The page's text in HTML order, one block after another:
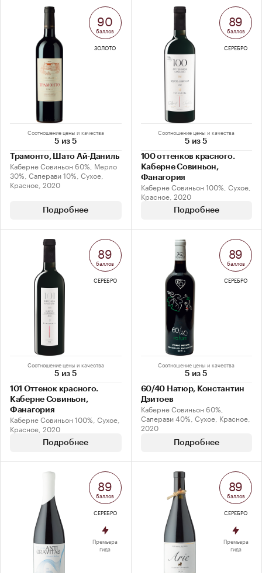
Соотношение цены и качества
5 из 5
Трамонто, Шато Ай-Даниль
Каберне Совиньон 60%, Мерло
30%, Саперави 10%, Сухое,
Красное, 2020
Подробнее
90
баллов
ЗОЛОТО
Соотношение цены и качества
5 из 5
100 оттенков красного.
Каберне Совиньон,
Фанагория
Каберне Совиньон 100%, Сухое,
Красное, 2020
Подробнее
89
баллов
СЕРЕБРО
Соотношение цены и качества
5 из 5
101 Оттенок красного.
Каберне Совиньон,
Фанагория
Каберне Совиньон 100%, Сухое,
Красное, 2020
Подробнее
89
баллов
СЕРЕБРО
Соотношение цены и качества
5 из 5
60/40 Натюр, Константин
Дзитоев
Каберне Совиньон 60%,
Саперави 40%, Сухое, Красное,
2020
Подробнее
89
баллов
СЕРЕБРО
89
баллов
СЕРЕБРО
Премьера
гида
89
баллов
СЕРЕБРО
Премьера
гида